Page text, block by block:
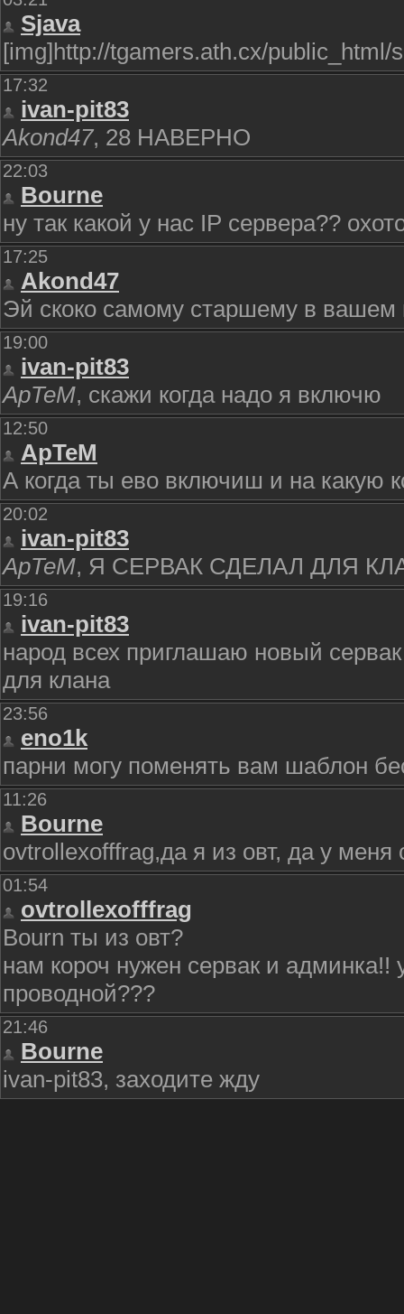
Sjava
[img]http://tgamers.ath.cx/public_html/
17:32
ivan-pit83
Akond47, 28 НАВЕРНО
22:03
Bourne
ну так какой у нас IP сервера??
17:25
Akond47
Эй скоко самому старшему в вашем
19:00
ivan-pit83
ApTeM, скажи когда надо я включю
12:50
ApTeM
А когда ты ево включиш и на какую
20:02
ivan-pit83
ApTeM, Я СЕРВАК СДЕЛАЛ ДЛЯ
19:16
ivan-pit83
народ всех приглашаю новый
для клана
23:56
eno1k
парни могу поменять вам шаблон
11:26
Bourne
ovtrollexofffrag,да я из овт, да у
01:54
ovtrollexofffrag
Bourn ты из овт?
нам короч нужен сервак и
проводной???
21:46
Bourne
ivan-pit83, заходите жду